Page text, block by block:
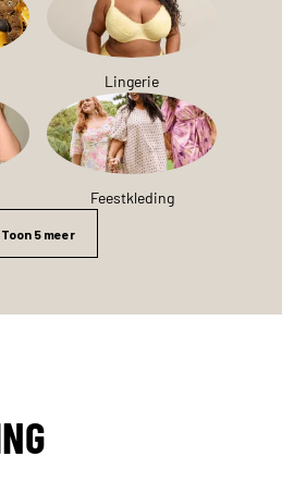
Lingerie
Feestkleding
Toon 5 meer